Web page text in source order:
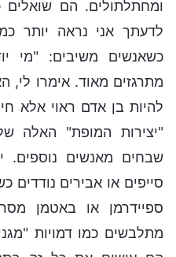
ומחתלתולים. הם
לדעתך אני נראה יותר
כשאנשים משיבים: "מי
מתרגזים מאוד. אימרו לי,
להיות בן אדם ראוי אלא
"יצירות המופת" האלה
שבחים מאנשים
סייפים או אבירים
ספיידרמן או באטמן
מתלבשים כמו דמויות